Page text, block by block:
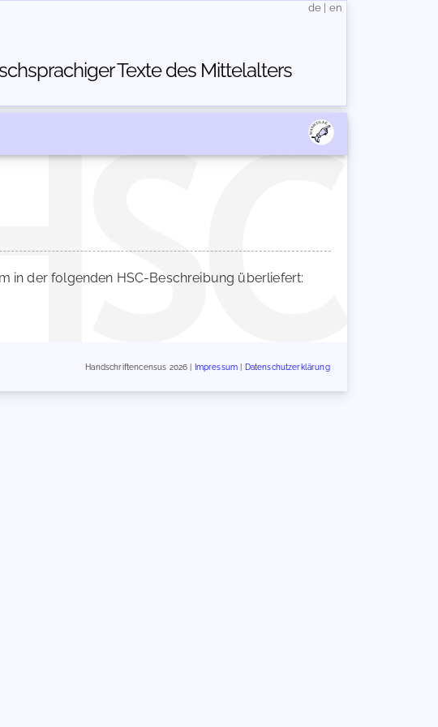
Texte des Mittelalters
de en
in der folgenden HSC-Beschreibung überliefert:
Handschriftencensus 2026 | Impressum Datenschutzerklärung